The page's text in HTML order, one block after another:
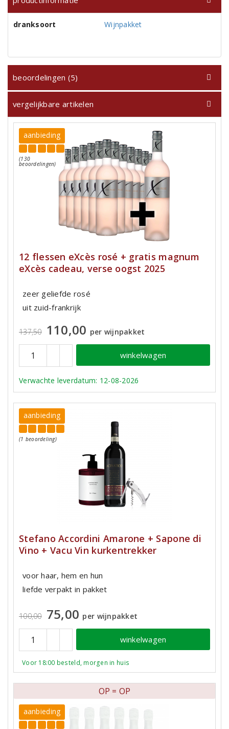
dranksoort Wijnpakket
beoordelingen (5)
vergelijkbare artikelen
aanbieding
(130
beoordelingen)
12 flessen eXcès rosé + gratis magnum
eXcès cadeau, verse oogst 2025
zeer geliefde rosé
uit zuid-frankrijk
137,50 110,00 per wijnpakket
winkelwagen
Verwachte leverdatum: 12-08-2026
aanbieding
(1 beoordeling)
Stefano Accordini Amarone + Sapone di
Vino + Vacu Vin kurkentrekker
voor haar, hem en hun
liefde verpakt in pakket
100,00 75,00 per wijnpakket
winkelwagen
Voor 18:00 besteld, morgen in huis
OP = OP
aanbieding